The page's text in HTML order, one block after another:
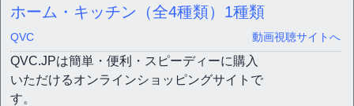
ホーム・キッチン（全4種類） 1種類
QVC 動画視聴サイトへ
QVC.JPは簡単・便利・スピーディーに購入
いただけるオンラインショッピングサイトで
す。